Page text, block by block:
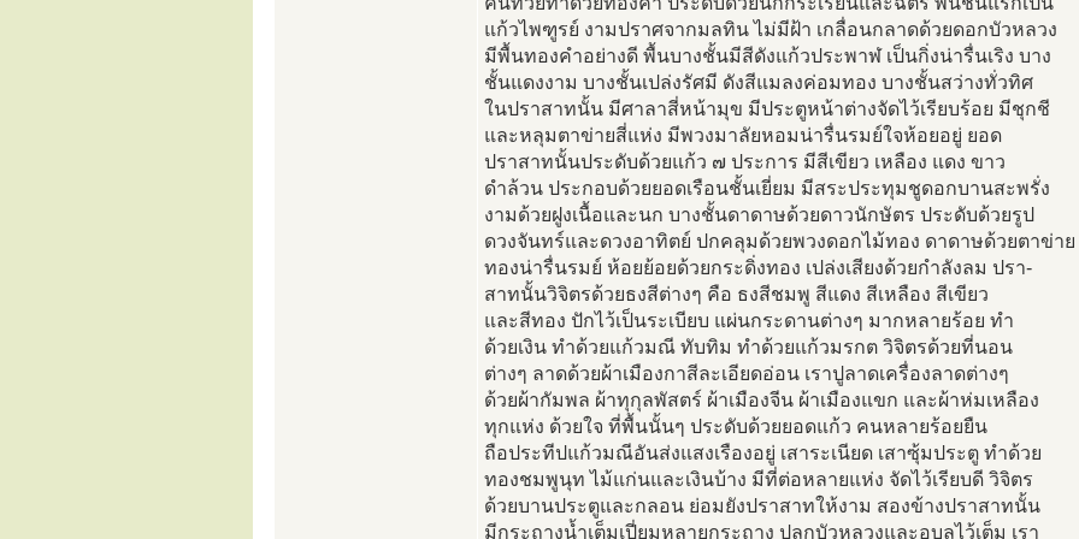
แก้วไพฑูรย์ งามปราศจากมลทิน ไม่มีฝ้า เกลื่อนกลาดด้วยดอกบัวหลวง
มีพื้นทองคำอย่างดี พื้นบางชั้นมีสีดังแก้วประพาฬ เป็นกิ่งน่ารื่นเริง บาง
ชั้นแดงงาม บางชั้นเปล่งรัศมี ดังสีแมลงค่อมทอง บางชั้นสว่างทั่วทิศ
ในปราสาทนั้น มีศาลาสี่หน้ามุข มีประตูหน้าต่างจัดไว้เรียบร้อย มีชุกชี
และหลุมตาข่ายสี่แห่ง มีพวงมาลัยหอมน่ารื่นรมย์ใจห้อยอยู่ ยอด
ปราสาทนั้นประดับด้วยแก้ว ๗ ประการ มีสีเขียว เหลือง แดง ขาว
ดำล้วน ประกอบด้วยยอดเรือนชั้นเยี่ยม มีสระประทุมชูดอกบานสะพรั่ง
งามด้วยฝูงเนื้อและนก บางชั้นดาดาษด้วยดาวนักษัตร ประดับด้วยรูป
ดวงจันทร์และดวงอาทิตย์ ปกคลุมด้วยพวงดอกไม้ทอง ดาดาษด้วยตาข่าย
ทองน่ารื่นรมย์ ห้อยย้อยด้วยกระดิ่งทอง เปล่งเสียงด้วยกำลังลม ปรา-
สาทนั้นวิจิตรด้วยธงสีต่างๆ คือ ธงสีชมพู สีแดง สีเหลือง สีเขียว
และสีทอง ปักไว้เป็นระเบียบ แผ่นกระดานต่างๆ มากหลายร้อย ทำ
ด้วยเงิน ทำด้วยแก้วมณี ทับทิม ทำด้วยแก้วมรกต วิจิตรด้วยที่นอน
ต่างๆ ลาดด้วยผ้าเมืองกาสีละเอียดอ่อน เราปูลาดเครื่องลาดต่างๆ
ด้วยผ้ากัมพล ผ้าทุกุลพัสตร์ ผ้าเมืองจีน ผ้าเมืองแขก และผ้าห่มเหลือง
ทุกแห่ง ด้วยใจ ที่พื้นนั้นๆ ประดับด้วยยอดแก้ว คนหลายร้อยยืน
ถือประทีปแก้วมณีอันส่งแสงเรืองอยู่ เสาระเนียด เสาซุ้มประตู ทำด้วย
ทองชมพูนุท ไม้แก่นและเงินบ้าง มีที่ต่อหลายแห่ง จัดไว้เรียบดี วิจิตร
ด้วยบานประตูและกลอน ย่อมยังปราสาทให้งาม สองข้างปราสาทนั้น
มีกระถางน้ำเต็มเปี่ยมหลายกระถาง ปลูกบัวหลวงและอุบลไว้เต็ม เรา